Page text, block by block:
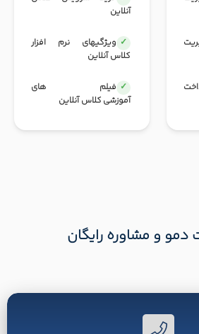
آنلاین
ویژگیهای نرم افزار
کلاس آنلاین
فیلم های
آموزشی کلاس آنلاین
و مشاوره رایگان